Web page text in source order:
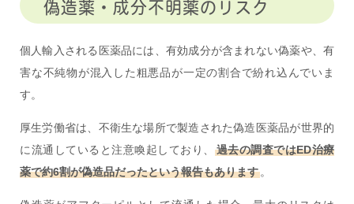
偽造薬・成分不明薬のリスク
個人輸入される医薬品には、有効成分が含まれない偽薬や、有
害な不純物が混入した粗悪品が一定の割合で紛れ込んでいま
す。
厚生労働省は、不衛生な場所で製造された偽造医薬品が世界的
に流通していると注意喚起しており、
過去の調査ではED治療
薬で約6割が偽造品だったという報告もあります。